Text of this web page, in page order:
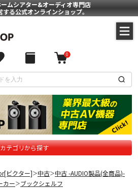
ムシアター&オーディオ専門店
する公式オンラインショップ。
0
カテゴリから探す
ビクター]＞中古＞中古 -AUDIO製品(全商品)-
カー＞ブックシェルフ